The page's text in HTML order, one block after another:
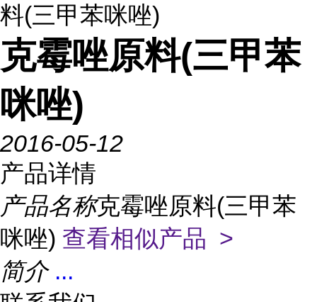
料(三甲苯咪唑)
克霉唑原料(三甲苯
咪唑)
2016-05-12
产品详情
产品名称克霉唑原料(三甲苯
咪唑) 查看相似产品 >
简介 ...